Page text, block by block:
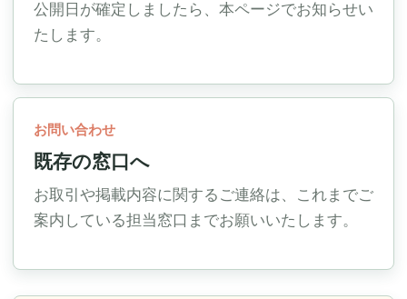
公開日が確定しましたら、本ページでお知らせい
たします。
お問い合わせ
既存の窓口へ
お取引や掲載内容に関するご連絡は、これまでご
案内している担当窓口までお願いいたします。